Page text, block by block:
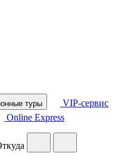
туры
VIP-сервис
Online Express